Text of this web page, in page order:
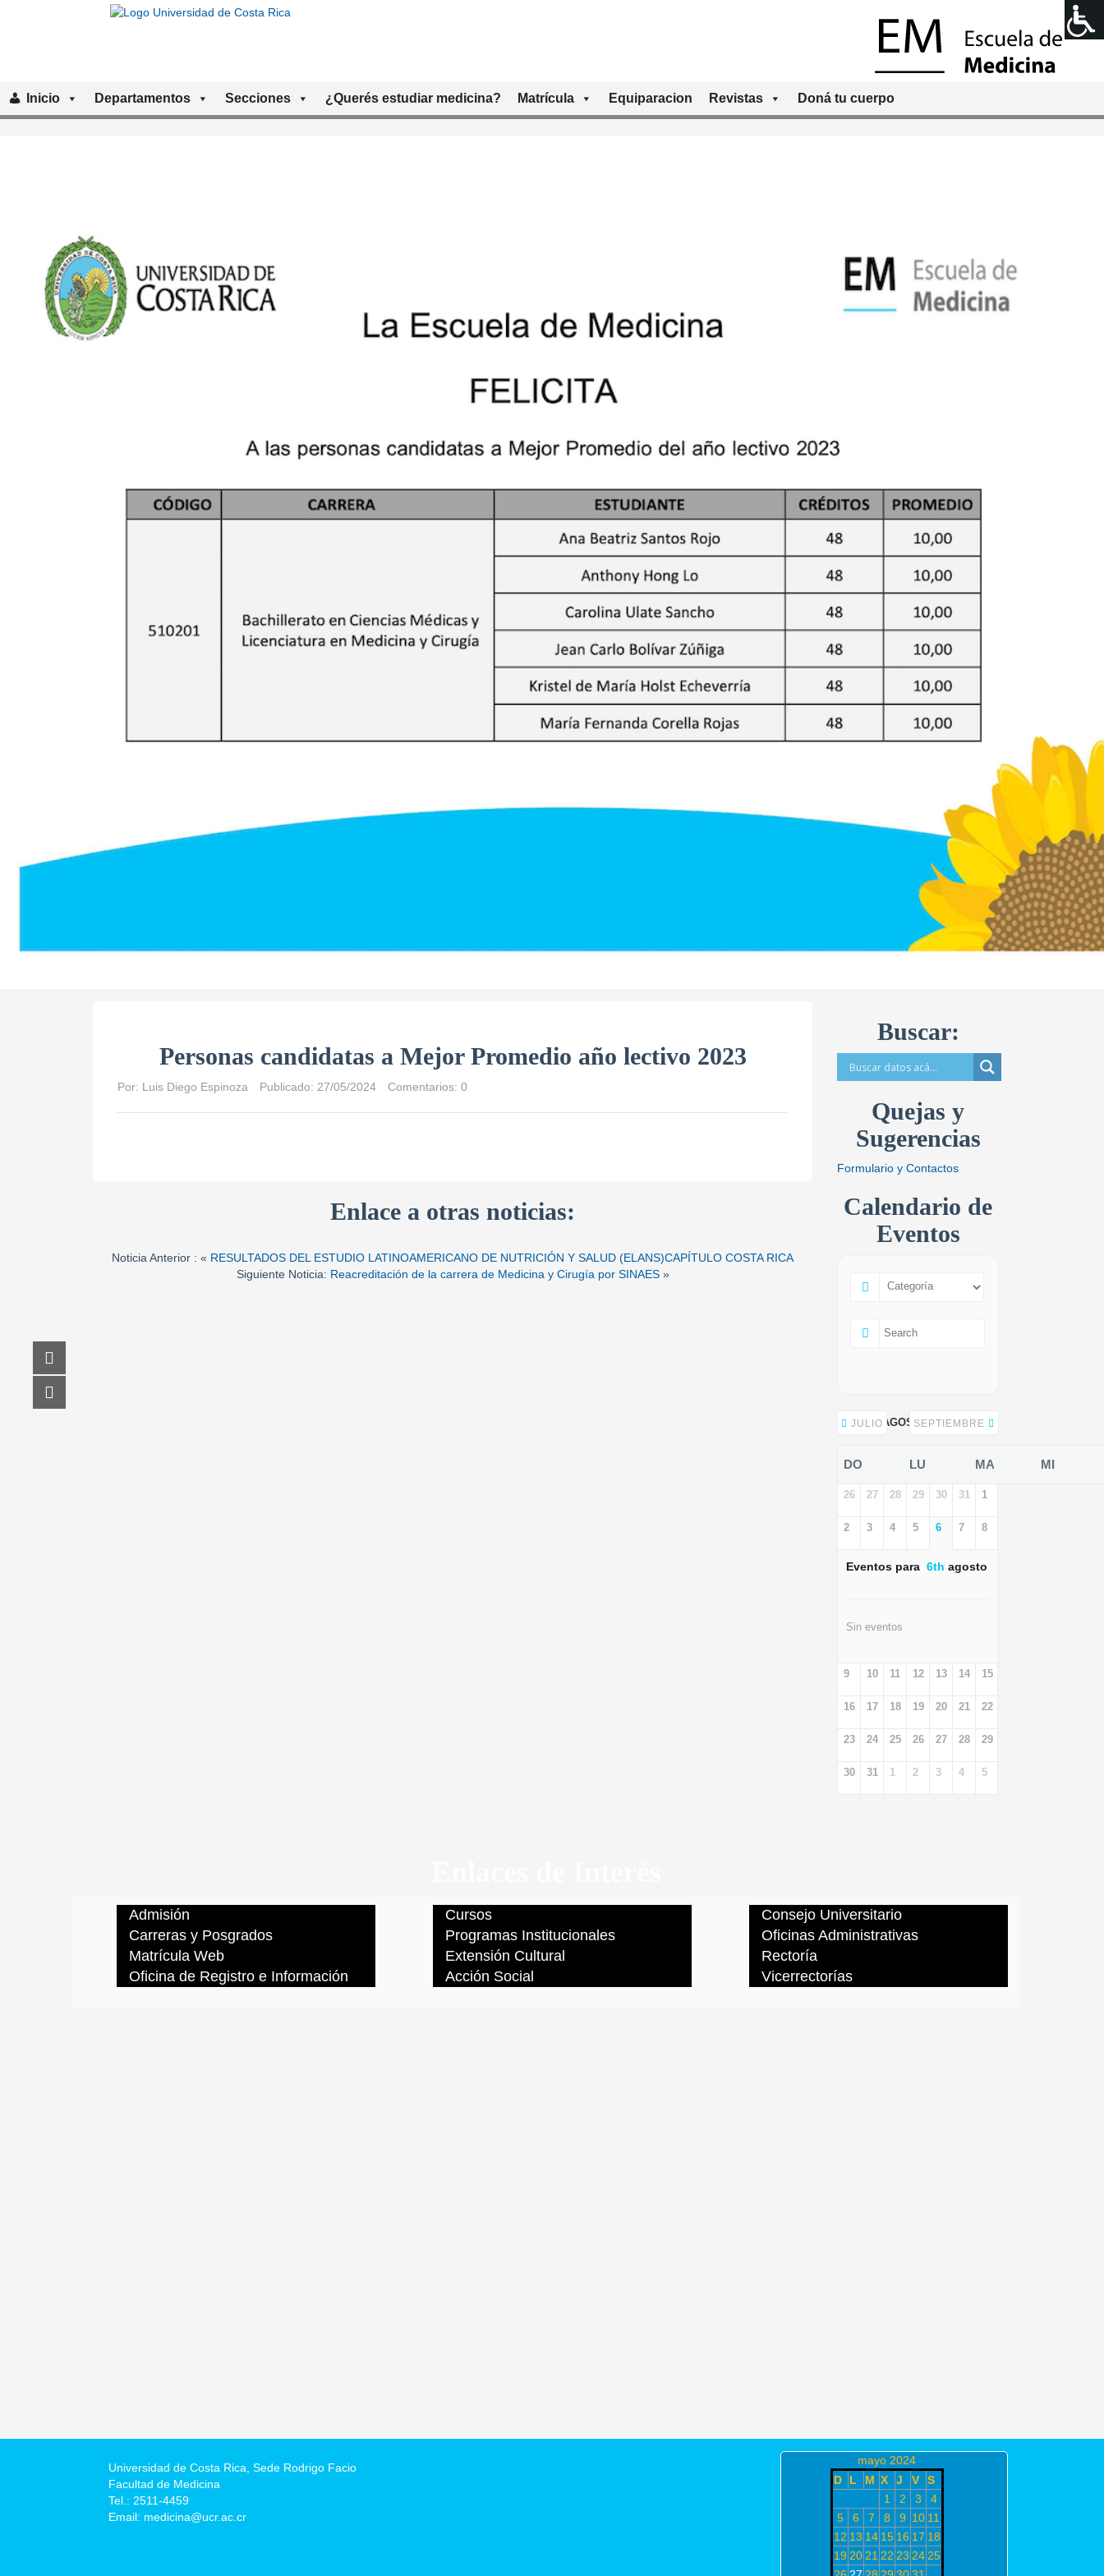
Inicio Departamentos Secciones ¿Querés estudiar medicina? Matrícula Equiparacion Revistas Doná tu cuerpo
Personas candidatas a Mejor Promedio año lectivo 2023
Por: Luis Diego Espinoza Publicado: 27/05/2024 Comentarios: 0
Enlace a otras noticias:
Noticia Anterior : « RESULTADOS DEL ESTUDIO LATINOAMERICANO DE NUTRICIÓN Y SALUD (ELANS)CAPÍTULO COSTA RICA
Siguiente Noticia: Reacreditación de la carrera de Medicina y Cirugía por SINAES»
Buscar:
Quejas y
Sugerencias
Formulario y Contactos
Calendario de
Eventos
JULIOAGOSTO 2026
SEPTIEMBRE
DO LU MA MI
26 27 28 29 30 31 1
2 3 4 5 6 7 8
Eventos para 6th agosto
Sin eventos
9 10 11 12 13 14 15
16 17 18 19 20 21 22
23 24 25 26 27 28 29
30 31 1 2 3 4 5
Admisión
Carreras y Posgrados
Matrícula Web
Oficina de Registro e Información
Cursos
Programas Institucionales
Extensión Cultural
Acción Social
Consejo Universitario
Oficinas Administrativas
Rectoría
Vicerrectorías
Universidad de Costa Rica, Sede Rodrigo Facio
Facultad de Medicina
Tel.: 2511-4459
Email: medicina@ucr.ac.cr
mayo 2024
D
L M X J V
S
1
2 3
4
5
6 7 8 9 10 11
12 13 14 15 16 17 18
19 20 21 22 23 24 25